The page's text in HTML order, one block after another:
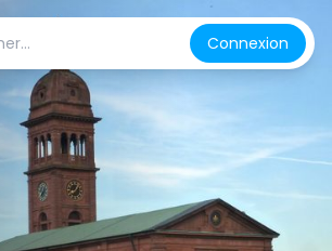
Connexion